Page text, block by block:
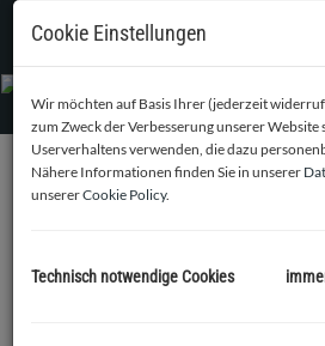
BESCHREIBUNG
barrierefrei im 1. Lift Stock gelegene
Cookie Einstellungen
Wir möchten auf Basis Ihrer (jederzeit
zum Zweck der Verbesserung unserer Website
Userverhaltens verwenden, die dazu
Nähere Informationen finden Sie in unserer
unsererCookie Policy.
Technisch notwendige Cookies